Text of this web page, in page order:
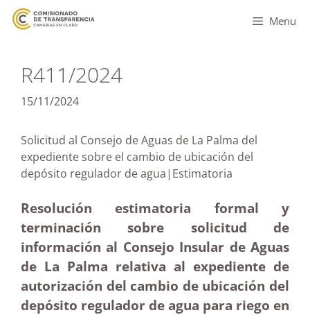
Menu
R411/2024
15/11/2024
Solicitud al Consejo de Aguas de La Palma del
expediente sobre el cambio de ubicación del
depósito regulador de agua|Estimatoria
Resolución estimatoria formal y
terminación sobre solicitud de
información al Consejo Insular de Aguas
de La Palma relativa al expediente de
autorización del cambio de ubicación del
depósito regulador de agua para riego en